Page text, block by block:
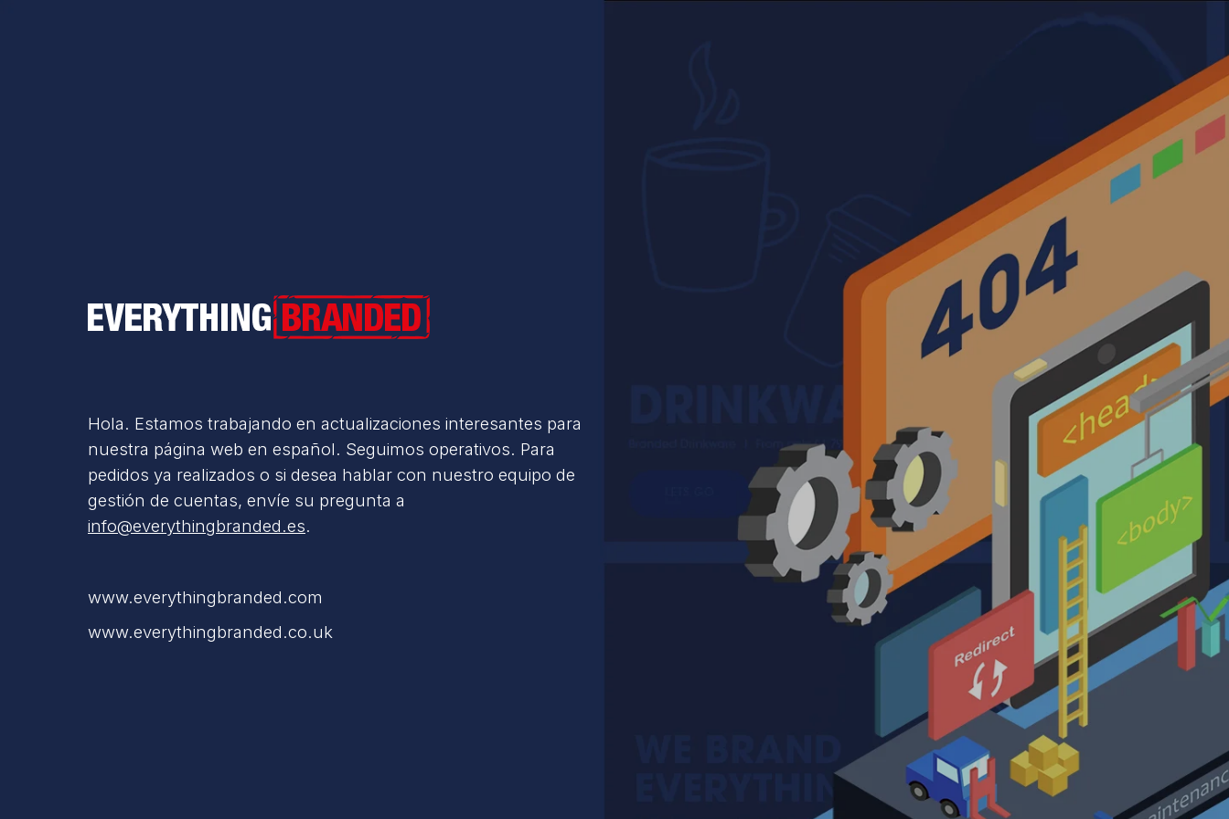
Everything Branded
Hola. Estamos trabajando en actualizaciones interesantes para
nuestra página web en español. Seguimos operativos. Para
pedidos ya realizados o si desea hablar con nuestro equipo de
gestión de cuentas, envíe su pregunta a
info@everythingbranded.es.
www.everythingbranded.com
www.everythingbranded.co.uk